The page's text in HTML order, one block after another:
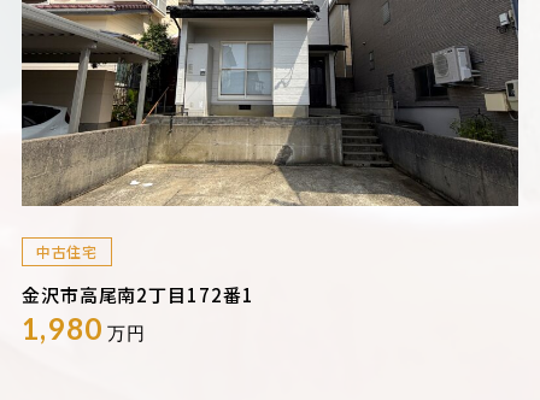
中古住宅
金沢市高尾南2丁目172番1
1,980 万円